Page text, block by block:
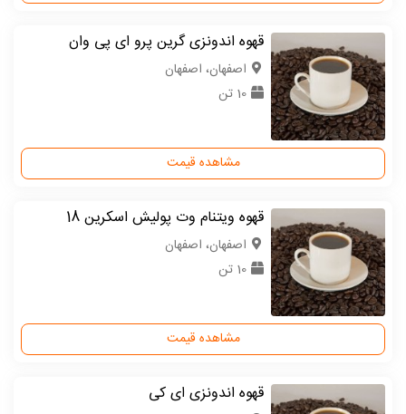
قهوه اندونزی گرین پرو ای پی وان
اصفهان، اصفهان
10 تن
مشاهده قیمت
قهوه ویتنام وت پولیش اسکرین 18
اصفهان، اصفهان
10 تن
مشاهده قیمت
قهوه اندونزی ای کی